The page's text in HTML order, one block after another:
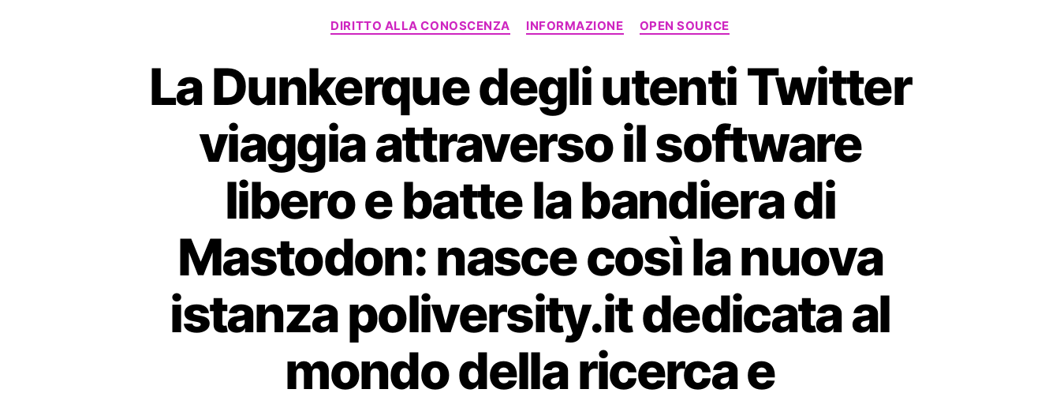
Categorie
DIRITTO ALLA CONOSCENZA INFORMAZIONE OPEN SOURCE
La Dunkerque degli utenti Twitter
viaggia attraverso il software
libero e batte la bandiera di
Mastodon: nasce così la nuova
istanza poliversity.it dedicata al
mondo della ricerca e